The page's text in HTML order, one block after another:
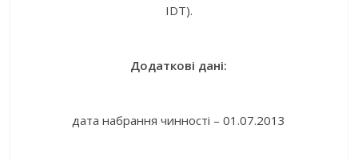
IDT).
Додаткові дані:
дата набрання чинності – 01.07.2013